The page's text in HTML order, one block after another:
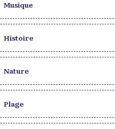
Musique
Histoire
Nature
Plage